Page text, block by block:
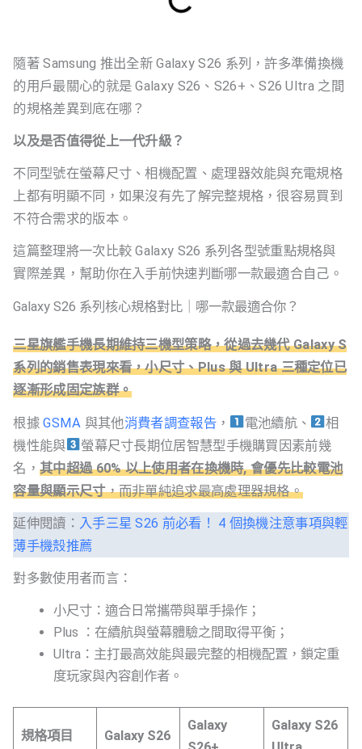
隨著 Samsung 推出全新 Galaxy S26 系列，許多準備換機
的用戶最關心的就是 Galaxy S26、S26+、S26 Ultra 之間
的規格差異到底在哪？
以及是否值得從上一代升級？
不同型號在螢幕尺寸、相機配置、處理器效能與充電規格
上都有明顯不同，如果沒有先了解完整規格，很容易買到
不符合需求的版本。
這篇整理將一次比較 Galaxy S26 系列各型號重點規格與
實際差異，幫助你在入手前快速判斷哪一款最適合自己。
Galaxy S26 系列核心規格對比｜哪一款最適合你？
三星旗艦手機長期維持三機型策略，從過去幾代 Galaxy S
系列的銷售表現來看，小尺寸、Plus 與 Ultra 三種定位已
逐漸形成固定族群。
根據GSMA 與其他消費者調查報告， 電池續航、
相
機性能與
螢幕尺寸長期位居智慧型手機購買因素前幾
名，其中超過 60% 以上使用者在換機時, 會優先比較電池
容量與顯示尺寸，而非單純追求最高處理器規格。
延伸閱讀： 入手三星 S26 前必看！ 4 個換機注意事項與輕
薄手機殼推薦
對多數使用者而言：
小尺寸：適合日常攜帶與單手操作；
Plus ：在續航與螢幕體驗之間取得平衡；
Ultra：主打最高效能與最完整的相機配置，鎖定重
度玩家與內容創作者。
規格項目 Galaxy S26
Galaxy
Galaxy S26